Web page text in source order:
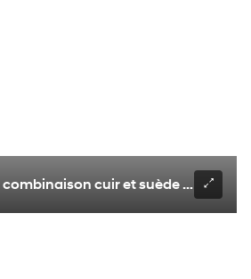
cuir et suède (version